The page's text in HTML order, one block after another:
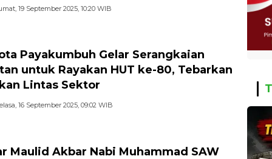
19 September 2025, 10:20 WIB
Payakumbuh Gelar Serangkaian
untuk Rayakan HUT ke-80, Tebarkan
Lintas Sektor
16 September 2025, 09:02 WIB
Maulid Akbar Nabi Muhammad SAW